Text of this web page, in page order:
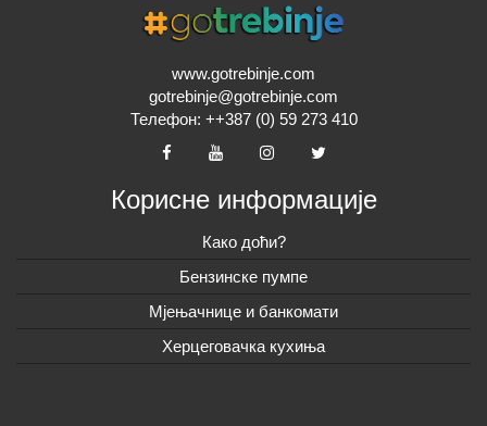
www.gotrebinje.com
gotrebinje@gotrebinje.com
Телефон: ++387 (0) 59 273 410
Корисне информације
Како доћи?
Бензинске пумпе
Мјењачнице и банкомати
Херцеговачка кухиња